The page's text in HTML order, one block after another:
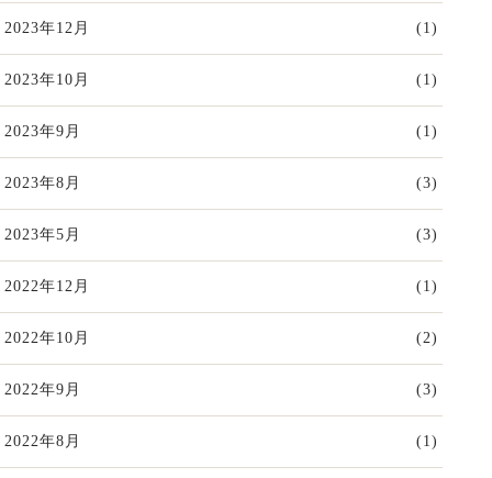
2023年12月 (1)
2023年10月 (1)
2023年9月 (1)
2023年8月 (3)
2023年5月 (3)
2022年12月 (1)
2022年10月 (2)
2022年9月 (3)
2022年8月 (1)